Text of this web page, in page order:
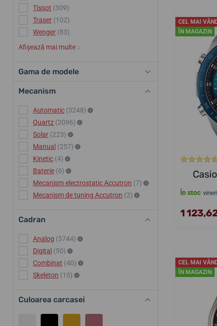
Tissot (309)
Traser (102)
Wenger (83)
Afișează mai multe ↓
Gama de modele
Mecanism
Automatic (3248)
Quartz (2096)
Solar (223)
Manual (257)
Kinetic (4)
Baterie (6)
Mecanism electrostatic Accutron (7)
Mecanism de tuning Accutron (2)
Cadran
Analog (5744)
Digital (50)
Combinat (40)
Skeleton (10)
Culoarea carcasei
CEL MAI
ÎN MAGAZIN
În stoc
1
CEL MAI
ÎN MAGAZIN